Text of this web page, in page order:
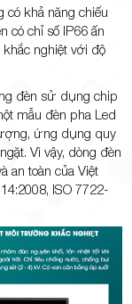
khả năng chiếu
có chỉ số IP66 ấn
nghiệt với độ
đèn sử dụng chip
mẫu đèn pha Led
ứng dụng quy
Vì vậy, dòng đèn
an toàn của Việt
ISO 7722-